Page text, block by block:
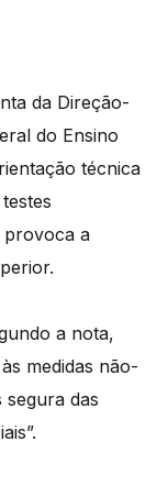
da Direção-
do Ensino
técnica
provoca a
a nota,
medidas não-
das